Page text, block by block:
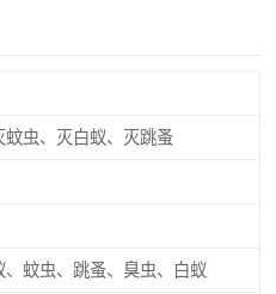
蚊虫、灭白蚁、灭跳蚤
、蚊虫、跳蚤、臭虫、白蚁